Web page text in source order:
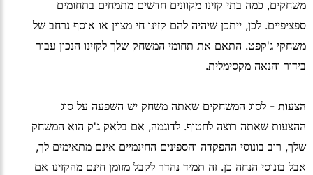
משחקים, כמה בתי קזינו מקוונים חדשים מתמחים בתחומים
ספציפיים. לכן, ייתכן שיהיה להם קזינו חי מצוין או אוסף נרחב של
משחקי ג'קפט. התאם את תחומי המשחק שלך לקזינו הנכון עבור
בידור והנאה מקסימלית.
הצעות - לסוג המשחקים שאתה משחק יש השפעה על סוג
ההצעות שאתה רוצה לחטוף. לדוגמה, אם בלאק ג'ק הוא המשחק
שלך, רוב בונוסי ההפקדה והספינים החינמיים אינם מתאימים לך,
אבל בונוסי הנחה כן. זה תמיד נהדר לקבל מזומן חינם מהקזינו אם